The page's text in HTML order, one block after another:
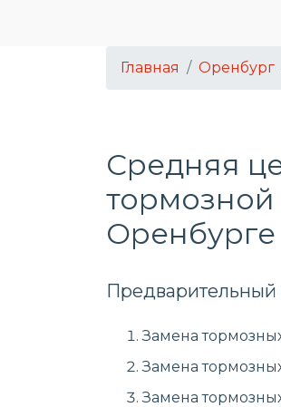
Главная Оренбург
Средняя
тормозной
Оренбурге
Предварительный
Замена
Замена
Замена